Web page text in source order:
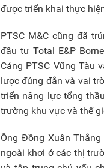
được triển khai thực
PTSC M&C cũng đã
đầu tư Total E&P
Cảng PTSC Vũng Tàu
lược đúng đắn và vai
triển năng lực tổng
trường khu vực và thế
Ông Đồng Xuân
ngoài khơi ở các thị